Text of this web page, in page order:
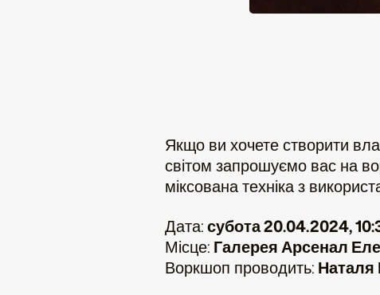
Якщо ви хочете створити
світом запрошуємо вас на
міксована техніка з
Дата:субота 20.04.2024,
Місце: Галерея Арсенал
Воркшоп проводить: Наталя